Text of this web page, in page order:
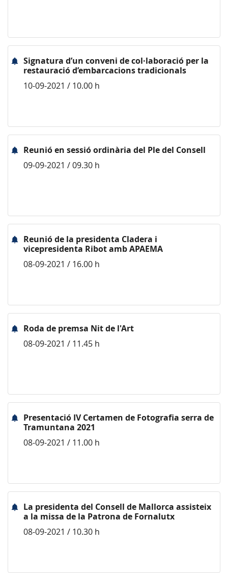
Signatura d’un conveni de col·laboració per la
restauració d’embarcacions tradicionals
10-09-2021 / 10.00 h
Reunió en sessió ordinària del Ple del Consell
09-09-2021 / 09.30 h
Reunió de la presidenta Cladera i
vicepresidenta Ribot amb APAEMA
08-09-2021 / 16.00 h
Roda de premsa Nit de l'Art
08-09-2021 / 11.45 h
Presentació IV Certamen de Fotografia serra de
Tramuntana 2021
08-09-2021 / 11.00 h
La presidenta del Consell de Mallorca assisteix
a la missa de la Patrona de Fornalutx
08-09-2021 / 10.30 h